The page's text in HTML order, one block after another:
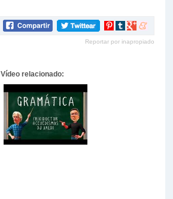
Compartir
Pinterest
Compartir
tumblr
Compartir
Google+
Compartir
meneame
Reportar por inapropiado
Vídeo relacionado: